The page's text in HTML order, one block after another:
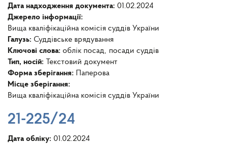
Дата надходження документа: 01.02.2024
Джерело інформації:
Вища кваліфікаційна комісія суддів України
Галузь: Суддівське врядування
Ключові слова: облік посад
посади суддів
Тип, носій:
Текстовий документ
Форма зберігання:
Паперова
Місце зберігання:
Вища кваліфікаційна комісія суддів України
21-225/24
Дата обліку: 01.02.2024